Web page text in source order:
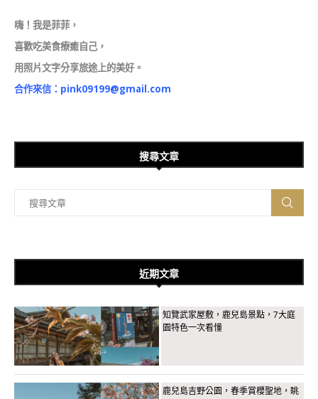
嗨！我是菲菲，
喜歡吃美食療癒自己，
用照片文字分享旅途上的美好。
合作來信： pink09199@gmail.com
搜尋文章
近期文章
知覽武家屋敷，鹿兒島景點，7大庭
園特色一次看懂
鹿兒島吉野公園，春季賞櫻聖地，眺